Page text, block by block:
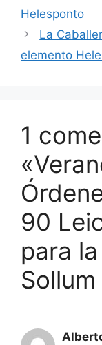
Helesponto
La
elemento
1
90
para
Sollum